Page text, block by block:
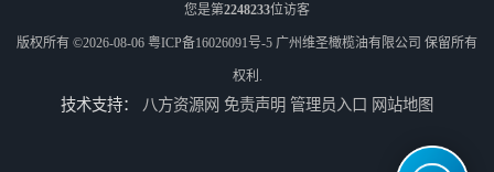
您是第2248233位访客
版权所有 ©2026-08-06 粤ICP备16026091号-5 广州维圣橄榄油有限公司 保留所有
权利.
技术支持： 八方资源网 免责声明 管理员入口 网站地图